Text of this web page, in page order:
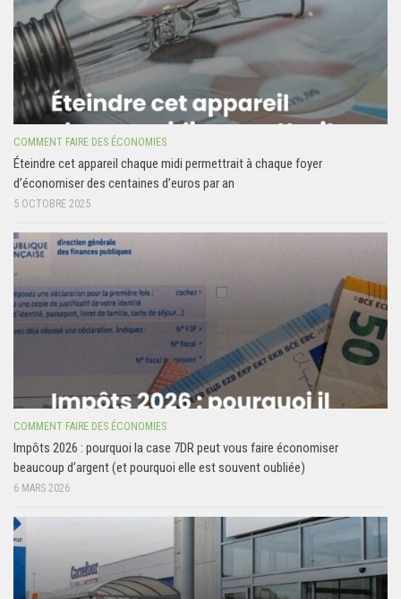
COMMENT FAIRE DES ÉCONOMIES
Éteindre cet appareil chaque midi permettrait à chaque foyer
d’économiser des centaines d’euros par an
5 OCTOBRE 2025
COMMENT FAIRE DES ÉCONOMIES
Impôts 2026 : pourquoi la case 7DR peut vous faire économiser
beaucoup d’argent (et pourquoi elle est souvent oubliée)
6 MARS 2026